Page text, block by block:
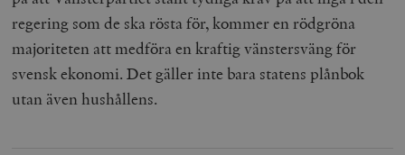
regering som de ska rösta för, kommer en rödgröna
majoriteten att medföra en kraftig vänstersväng för
svensk ekonomi. Det gäller inte bara statens plånbok
utan även hushållens.